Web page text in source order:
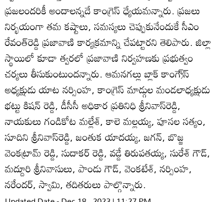
ప్రజలందరికీ అందాలన్నదే కాంగ్రెస్‌ ధ్యేయమన్నారు. ప్రజలు
నిర్భయంగా తమ కష్టాలు, సమస్యలు చెప్పుకునేందుకే సీఎం
రేవంత్‌రెడ్డి ప్రజావాణి కార్యక్రమాన్ని చేపట్టారని తెలిపారు. జిల్లా
స్థాయిలో కూడా త్వరలో ప్రజావాణి నిర్వహణకు ప్రభుత్వం
చర్యలు తీసుకుంటుందన్నారు. ఆమనగల్లు బ్లాక్‌ కాంగ్రె్‌స్‌
అధ్యక్షుడు యాట నర్సింహ, కాంగ్రెస్‌ మాడ్గుల మండలాధ్యక్షుడు
భట్టు కిషన్‌ రెడ్డి, డీసీసీ అధికార ప్రతినిధి శ్రీనివాస్‌రెడ్డి,
నాయకులు గండికోట మల్లేశ్‌, కాలె మల్లయ్య, పూసల సత్యం,
సూదిని శ్రీనివాస్‌రెడ్డి, జంతుక యాదయ్య, జగన్‌, బొజ్జ
వెంకట్రామ్‌ రెడ్డి, సుదాకర్‌ రెడ్డి, వడ్డే తిరుపతయ్య, సురేశ్‌ గౌడ్‌,
మద్దూరి శ్రీనివాసులు, పాండు గౌడ్‌, వెంకటేశ్‌, నర్సింహ,
నరేందర్‌, స్వామి, తదితరులు పాల్గొన్నారు.